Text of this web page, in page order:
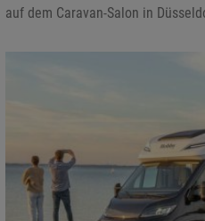
auf dem Caravan-Salon in